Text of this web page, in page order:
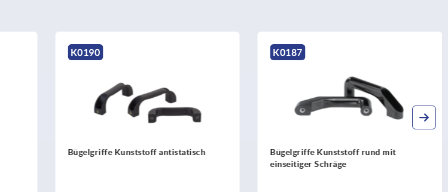
K0187
Bügelgriffe Kunststoff rund mit
K0190
Bügelgriffe Biopolymer